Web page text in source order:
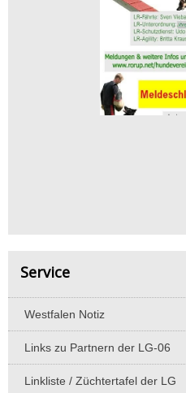
Service
Westfalen Notiz
Links zu Partnern der LG-06
Linkliste / Züchtertafel der LG